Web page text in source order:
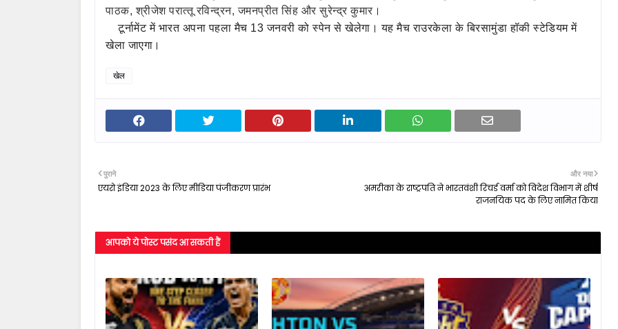
पाठक, श्रीजेश परात्‍तू रविन्‍द्रन, जमनप्रीत सिंह और सुरेन्‍द्र कुमार।
टूर्नामेंट में भारत अपना पहला मैच 13 जनवरी को स्‍पेन से खेलेगा। यह मैच राउरकेला के बिरसामुंडा हॉकी स्‍टेडियम में
खेला जाएगा।
खेल
और नया
अमरीका के राष्ट्रपति ने भारतवंशी रिचर्ड वर्मा को विदेश विभाग में शीर्ष
राजनयिक पद के लिए नामित किया
पुराने
एयरो इंडिया 2023 के लिए मीडिया पंजीकरण प्रारंभ
आपको ये पोस्ट पसंद आ सकती हैं